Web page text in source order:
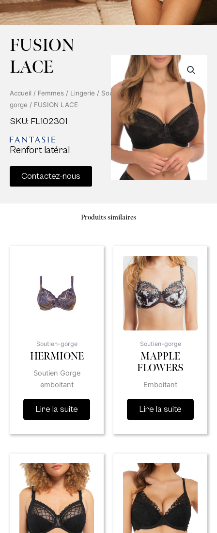
FUSION
LACE
Accueil / Femmes / Lingerie / Soutien-
gorge / FUSION LACE
SKU: FL102301
Renfort latéral
Contactez-nous
Produits similaires
Soutien-gorge
HERMIONE
Soutien Gorge
emboitant
Lire la suite
Soutien-gorge
MAPPLE
FLOWERS
Emboitant
Lire la suite